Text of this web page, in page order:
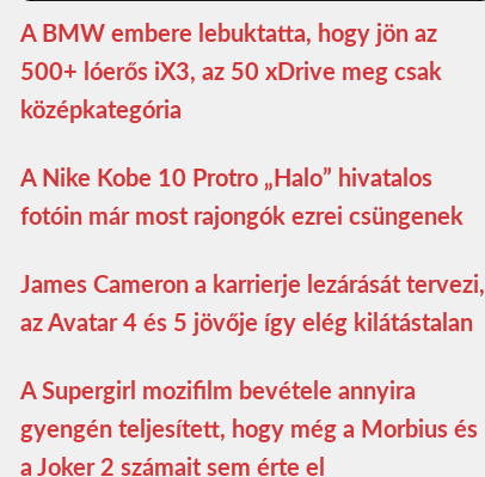
A BMW embere lebuktatta, hogy jön az
500+ lóerős iX3, az 50 xDrive meg csak
középkategória
A Nike Kobe 10 Protro „Halo” hivatalos
fotóin már most rajongók ezrei csüngenek
James Cameron a karrierje lezárását tervezi,
az Avatar 4 és 5 jövője így elég kilátástalan
A Supergirl mozifilm bevétele annyira
gyengén teljesített, hogy még a Morbius és
a Joker 2 számait sem érte el